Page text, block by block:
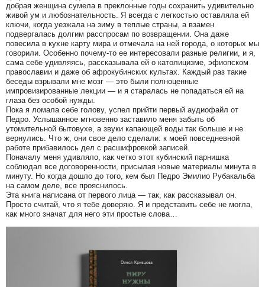
добрая женщина сумела в преклонные годы сохранить удивительно
живой ум и любознательность. Я всегда с легкостью оставляла ей
ключи, когда уезжала на зиму в теплые страны, а взамен
подвергалась долгим расспросам по возвращении. Она даже
повесила в кухне карту мира и отмечала на ней города, о которых мы
говорили. Особенно почему-то ее интересовали разные религии, и я,
сама себе удивляясь, рассказывала ей о католицизме, эфиопском
православии и даже об афрокубинских культах. Каждый раз такие
беседы взрывали мне мозг — это были полноценные
импровизированные лекции — и я старалась не попадаться ей на
глаза без особой нужды.
Пока я ломала себе голову, успел прийти первый аудиофайл от
Педро. Услышанное мгновенно заставило меня забыть об
утомительной бытовухе, а звуки капающей воды так больше и не
вернулись. Что ж, они свое дело сделали: к моей повседневной
работе прибавилось дел с расшифровкой записей.
Поначалу меня удивляло, как четко этот кубинский парнишка
соблюдал все договоренности, присылая новые материалы минута в
минуту. Но когда дошло до того, кем был Педро Эмилио Рубакальба
на самом деле, все прояснилось.
Эта книга написана от первого лица — так, как рассказывал он.
Просто считай, что я тебе доверяю. Я и представить себе не могла,
как много значат для него эти простые слова…